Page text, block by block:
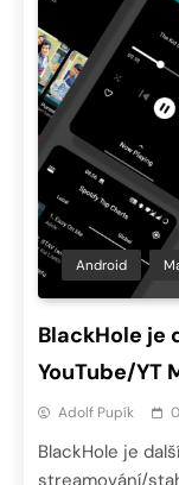
Android
BlackHole je
YouTube/YT
Adolf Pupík
BlackHole je